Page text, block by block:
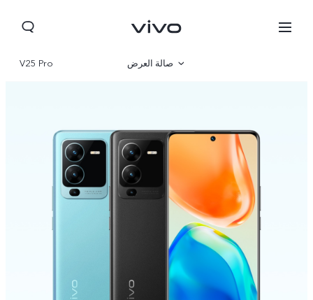
V25 Pro صالة العرض
مواصفات المنتج